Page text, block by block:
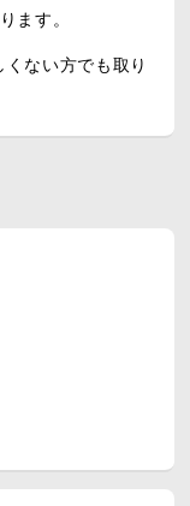
ます。
ない方でも取り
ック！